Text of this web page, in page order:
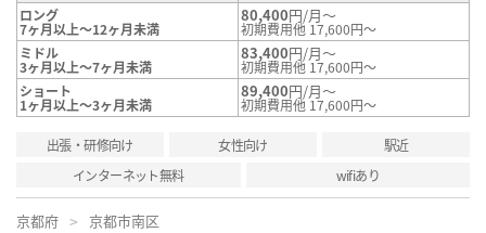
ロング
7ヶ月以上～12ヶ月未満
80,400円/月～
初期費用他 17,600円～
ミドル
3ヶ月以上～7ヶ月未満
83,400円/月～
初期費用他 17,600円～
ショート
1ヶ月以上～3ヶ月未満
89,400円/月～
初期費用他 17,600円～
出張・研修向け 女性向け
駅近
インターネット無料
wifiあり
京都府 京都市南区